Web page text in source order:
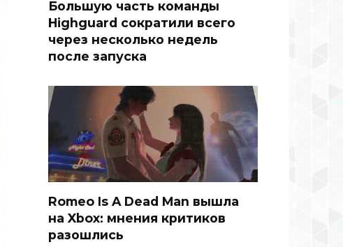
Большую часть команды
Highguard сократили всего
через несколько недель
после запуска
Romeo Is A Dead Man вышла
на Xbox: мнения критиков
разошлись